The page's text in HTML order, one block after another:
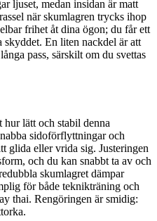
ljuset, medan insidan är matt
när skumlagren trycks ihop
frihet åt dina ögon; du får ett
skyddet. En liten nackdel är att
pass, särskilt om du svettas
lätt och stabil denna
sidoförflyttningar och
glida eller vrida sig. Justeringen
och du kan snabbt ta av och
skumlagret dämpar
för både teknikträning och
thai. Rengöringen är smidig: